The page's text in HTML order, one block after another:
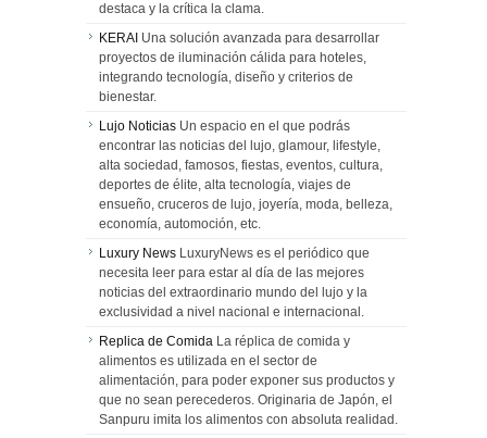
destaca y la crítica la clama.
KERAI Una solución avanzada para desarrollar
proyectos de iluminación cálida para hoteles,
integrando tecnología, diseño y criterios de
bienestar.
Lujo Noticias Un espacio en el que podrás
encontrar las noticias del lujo, glamour, lifestyle,
alta sociedad, famosos, fiestas, eventos, cultura,
deportes de élite, alta tecnología, viajes de
ensueño, cruceros de lujo, joyería, moda, belleza,
economía, automoción, etc.
Luxury News LuxuryNews es el periódico que
necesita leer para estar al día de las mejores
noticias del extraordinario mundo del lujo y la
exclusividad a nivel nacional e internacional.
Replica de Comida La réplica de comida y
alimentos es utilizada en el sector de
alimentación, para poder exponer sus productos y
que no sean perecederos. Originaria de Japón, el
Sanpuru imita los alimentos con absoluta realidad.